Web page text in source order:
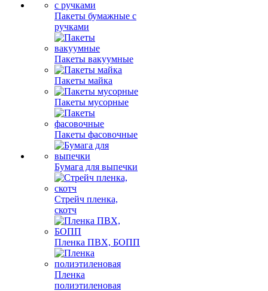
Пакеты бумажные с
ручками
Пакеты вакуумные
Пакеты майка
Пакеты мусорные
Пакеты фасовочные
Бумага для выпечки
Стрейч пленка,
скотч
Пленка ПВХ, БОПП
Пленка
полиэтиленовая